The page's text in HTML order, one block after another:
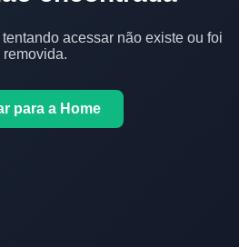
acessar não existe ou foi
removida.
para a Home